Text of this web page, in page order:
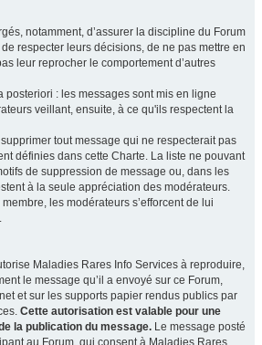
notamment, d’assurer la discipline du Forum
respecter leurs décisions, de ne pas mettre en
leur reprocher le comportement d’autres
posteriori : les messages sont mis en ligne
veillant, ensuite, à ce qu'ils respectent la
tout message qui ne respecterait pas
définies dans cette Charte. La liste ne pouvant
de suppression de message ou, dans les
à la seule appréciation des modérateurs.
les modérateurs s’efforcent de lui
Maladies Rares Info Services à reproduire,
le message qu’il a envoyé sur ce Forum,
et sur les supports papier rendus publics par
Cette autorisation est valable pour une
la publication du message. Le message posté
au Forum, qui consent à Maladies Rares